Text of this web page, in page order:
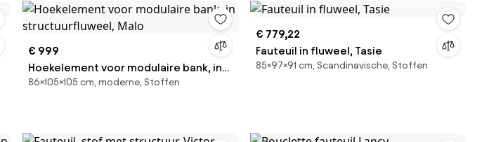
€ 999
Hoekelement voor modulaire bank, in
structuurfluweel, Malo
86×105×105 cm, moderne, Stoffen
€ 779,22
Fauteuil in fluweel, Tasie
85×97×91 cm, Scandinavische, Stoffen